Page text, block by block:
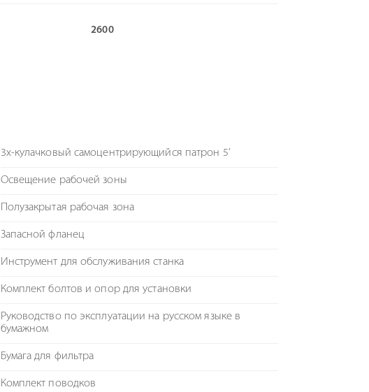
2600
3х-кулачковый самоцентрирующийся патрон 5’
Освещение рабочей зоны
Полузакрытая рабочая зона
Запасной фланец
Инструмент для обслуживания станка
Комплект болтов и опор для установки
Руководство по эксплуатации на русском языке в
бумажном
Бумага для фильтра
Комплект поводков